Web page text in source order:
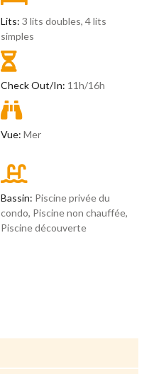
Lits: 3 lits doubles, 4 lits
simples
Check Out/In: 11h/16h
Vue: Mer
Bassin: Piscine privée du
condo, Piscine non chauffée,
Piscine découverte